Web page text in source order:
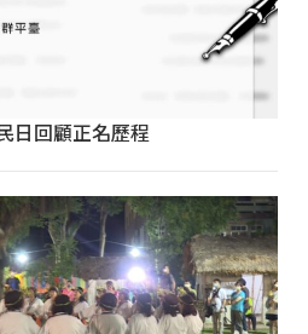
日回顧正名歷程